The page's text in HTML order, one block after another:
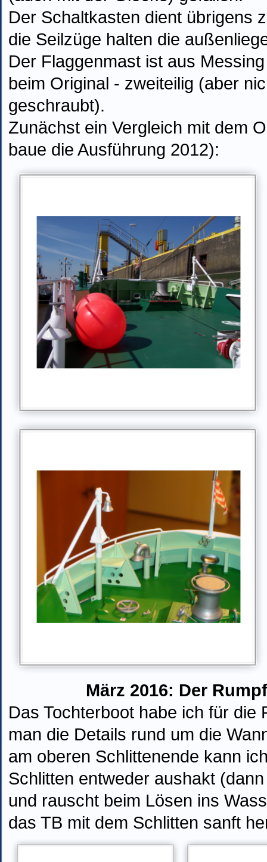
Der Schaltkasten dient übrigens
die Seilzüge halten die
Der Flaggenmast ist aus
beim Original - zweiteilig (aber
geschraubt).
Zunächst ein Vergleich mit dem
baue die Ausführung 2012):
März 2016: Der
DasTochterboot habe ich für die
man die Details rund um die
am oberen Schlittenende kann
Schlitten entweder aushakt
und rauscht beim Lösen ins
das TB mit dem Schlitten sanft